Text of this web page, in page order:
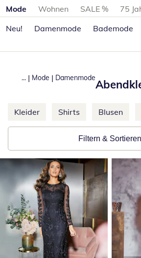
Produktkategorien überspringen
Mode Wohnen SALE %
75
Neu!
Damenmode Bademode
... | Mode | Damenmode
Weitere Kategorien überspringen
Kleider Shirts Blusen
Filtern & Sortieren